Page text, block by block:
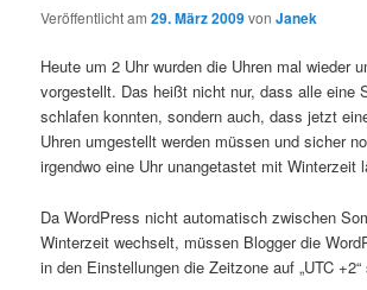
Veröffentlicht am29. März 2009vonJanek
Heute um 2 Uhr wurden die Uhren mal wieder
vorgestellt. Das heißt nicht nur, dass alle eine
schlafen konnten, sondern auch, dass jetzt
Uhren umgestellt werden müssen und sicher
irgendwo eine Uhr unangetastet mit Winterzeit
Da WordPress nicht automatisch zwischen
Winterzeit wechselt, müssen Blogger die
in den Einstellungen die Zeitzone auf „UTC +2“